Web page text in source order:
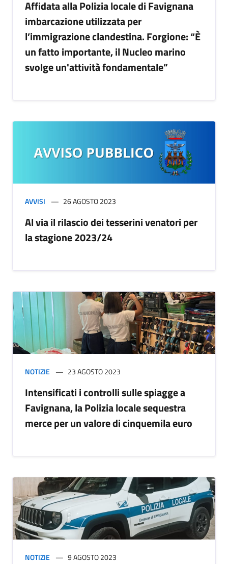
Affidata alla Polizia locale di Favignana
imbarcazione utilizzata per
l’immigrazione clandestina. Forgione: “È
un fatto importante, il Nucleo marino
svolge un'attività fondamentale”
AVVISI 26 AGOSTO 2023
Al via il rilascio dei tesserini venatori per
la stagione 2023/24
NOTIZIE 23 AGOSTO 2023
Intensificati i controlli sulle spiagge a
Favignana, la Polizia locale sequestra
merce per un valore di cinquemila euro
NOTIZIE 9 AGOSTO 2023